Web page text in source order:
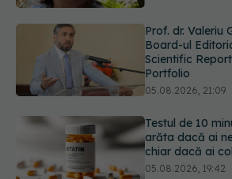
Testul de 10
arăta dacă ai
chiar dacă ai
05.08.2026, 19:42
Unde trebuie
afară este
usucă sau o